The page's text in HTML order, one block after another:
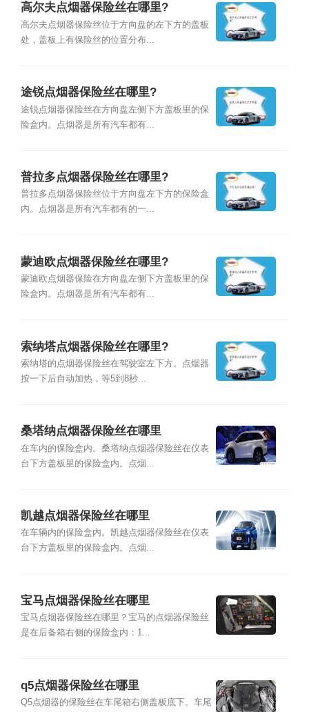
高尔夫点烟器保险丝在哪里?
高尔夫点烟器保险丝位于方向盘的左下方的盖板
处，盖板上有保险丝的位置分布...
途锐点烟器保险丝在哪里?
途锐点烟器保险丝在方向盘左侧下方盖板里的保
险盒内。点烟器是所有汽车都有...
普拉多点烟器保险丝在哪里?
普拉多点烟器保险丝位于方向盘左下方的保险盒
内。点烟器是所有汽车都有的一...
蒙迪欧点烟器保险丝在哪里?
蒙迪欧点烟器保险在方向盘左侧下方盖板里的保
险盒内。点烟器是所有汽车都有...
索纳塔点烟器保险丝在哪里?
索纳塔的点烟器保险丝在驾驶室左下方。点烟器
按一下后自动加热，等5到8秒...
桑塔纳点烟器保险丝在哪里
在车内的保险盒内。桑塔纳点烟器保险丝在仪表
台下方盖板里的保险盒内。点烟...
凯越点烟器保险丝在哪里
在车辆内的保险盒内。凯越点烟器保险丝在仪表
台下方盖板里的保险盒内。点烟...
宝马点烟器保险丝在哪里
宝马点烟器保险丝在哪里？宝马的点烟器保险丝
是在后备箱右侧的保险盒内：1...
q5点烟器保险丝在哪里
Q5点烟器的保险丝在车尾箱右侧盖板底下。车尾